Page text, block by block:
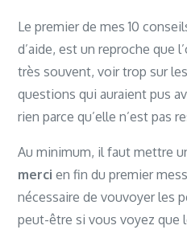
Le premier de mes 10
d’aide, est un reproche que
très souvent, voir trop sur
questions qui auraient pus
rien parce qu’elle n’est pas
Au minimum, il faut mettre
merci en fin du premier
nécessaire de vouvoyer les
peut-être si vous voyez que